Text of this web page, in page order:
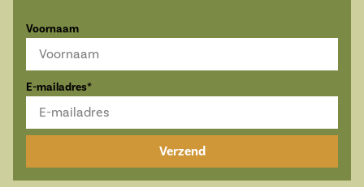
Voornaam
E-mailadres*
Verzend